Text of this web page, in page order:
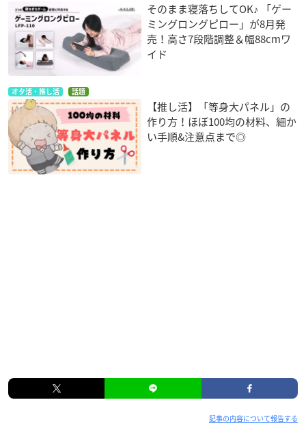
そのまま寝落ちしてOK♪ 「ゲー
ミングロングピロー」が8月発
売！高さ7段階調整＆幅88cmワ
イド
オタ活・推し活 話題
【推し活】「等身大パネル」の
作り方！ほぼ100均の材料、細か
い手順&注意点まで◎
記事の内容について報告する